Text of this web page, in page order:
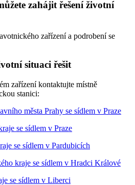
zahájit řešení životní
zařízení a podrobení se
situaci řešit
zařízení kontaktujte místně
stanici:
města Prahy se sídlem v Praze
se sídlem v Praze
se sídlem v Pardubicích
kraje se sídlem v Hradci Králové
se sídlem v Liberci